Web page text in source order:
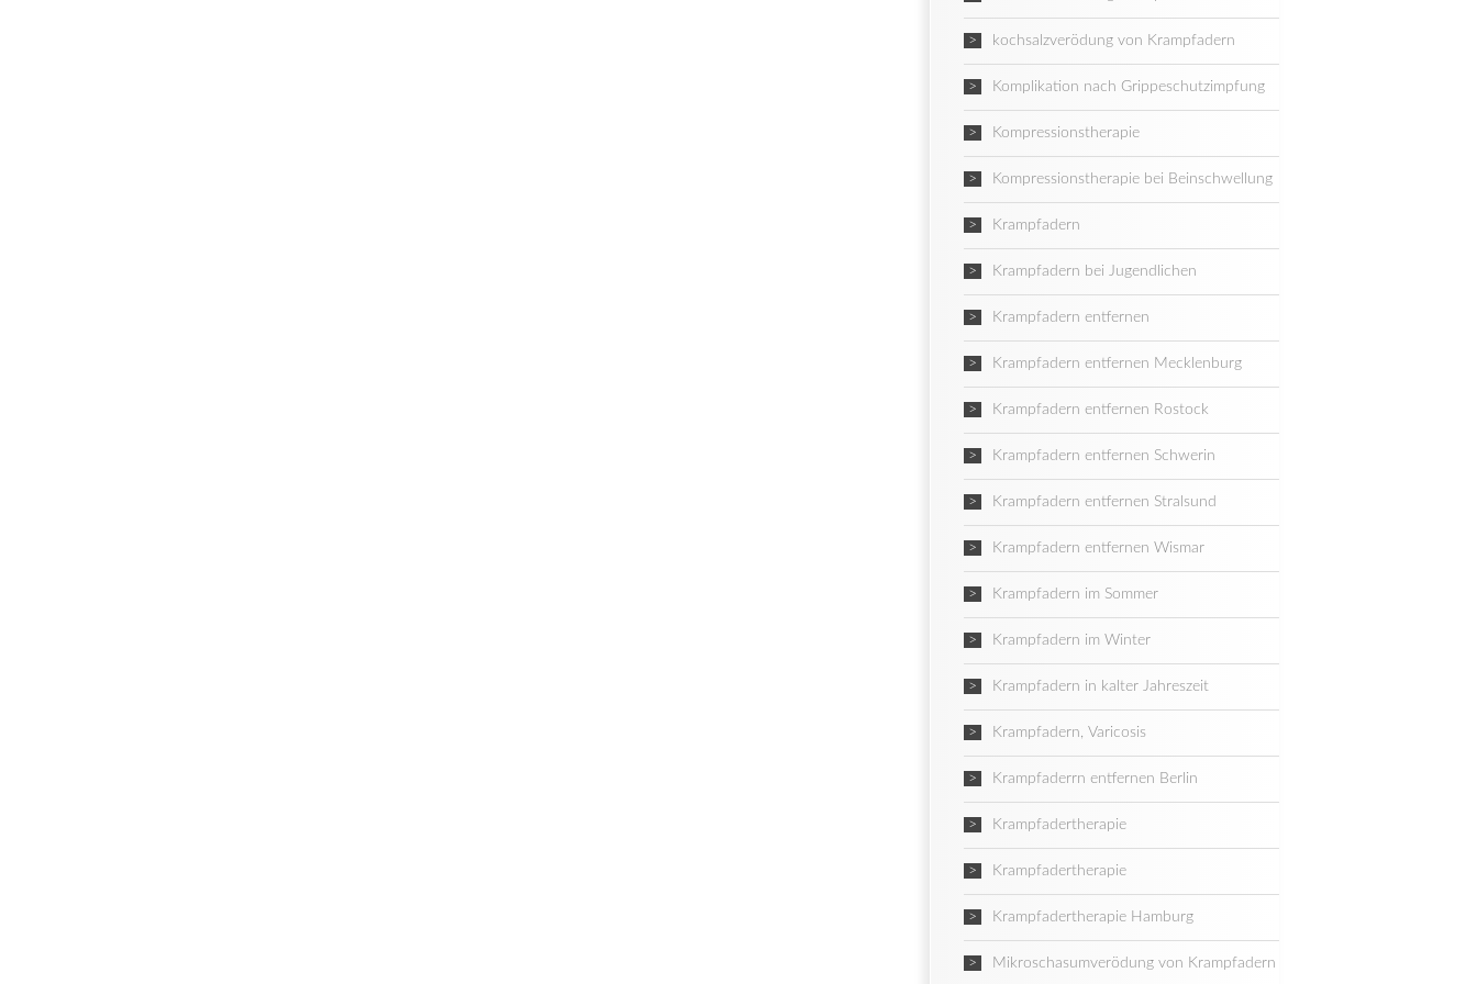
kochsalzverödung von Krampfadern
Komplikation nach Grippeschutzimpfung
Kompressionstherapie
Kompressionstherapie bei Beinschwellung
Krampfadern
Krampfadern bei Jugendlichen
Krampfadern entfernen
Krampfadern entfernen Mecklenburg
Krampfadern entfernen Rostock
Krampfadern entfernen Schwerin
Krampfadern entfernen Stralsund
Krampfadern entfernen Wismar
Krampfadern im Sommer
Krampfadern im Winter
Krampfadern in kalter Jahreszeit
Krampfadern, Varicosis
Krampfaderrn entfernen Berlin
Krampfadertherapie
Krampfadertherapie
Krampfadertherapie Hamburg
Mikroschasumverödung von Krampfadern